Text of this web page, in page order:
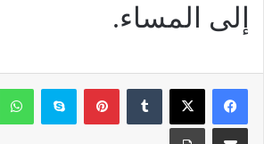
إلى المساء.
بينتيريستسكايب
مشاركة عبر البريد طباعة